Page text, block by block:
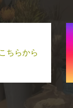
ちらから